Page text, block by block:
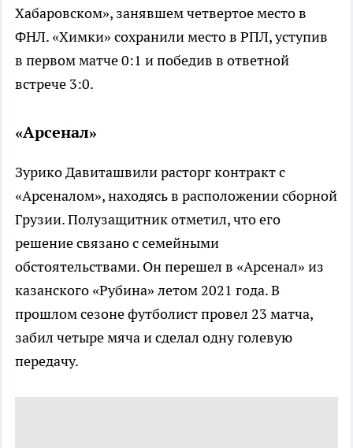
Хабаровском», занявшем четвертое место в
ФНЛ. «Химки» сохранили место в РПЛ, уступив
в первом матче 0:1 и победив в ответной
встрече 3:0.
«Арсенал»
Зурико Давиташвили расторг контракт с
«Арсеналом», находясь в расположении сборной
Грузии. Полузащитник отметил, что его
решение связано с семейными
обстоятельствами. Он перешел в «Арсенал» из
казанского «Рубина» летом 2021 года. В
прошлом сезоне футболист провел 23 матча,
забил четыре мяча и сделал одну голевую
передачу.